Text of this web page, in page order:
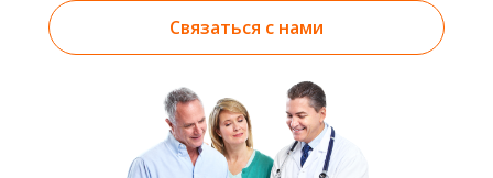
Связаться с нами